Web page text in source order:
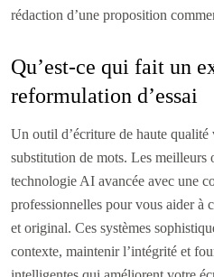
rédaction d’une proposition
Qu’est-ce qui fait un
reformulation d’essai
Un outil d’écriture de haute qualité
substitution de mots. Les meilleurs
technologie AI avancée avec une
professionnelles pour vous aider à
et original. Ces systèmes
contexte, maintenir l’intégrité et